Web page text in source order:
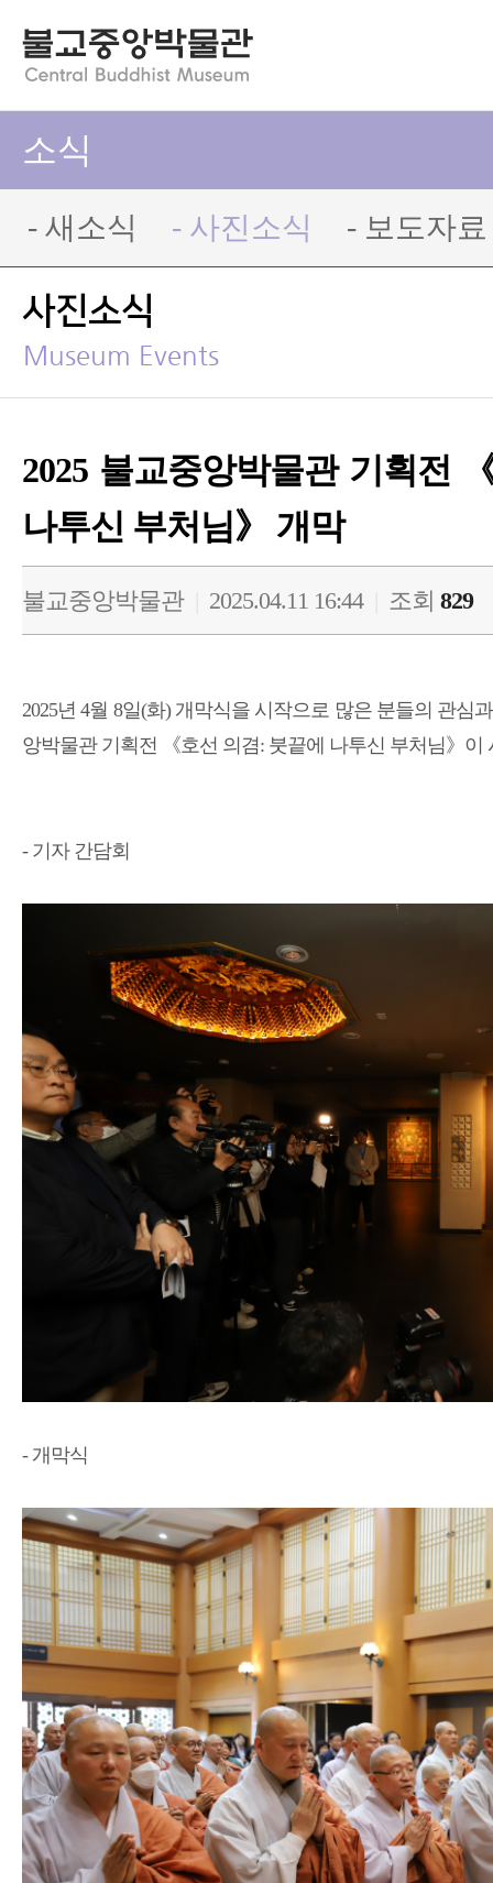
소식
- 새소식 - 사진소식 - 보도자료
사진소식
Museum Events
2025 불교중앙박물관 기획전
나투신 부처님》 개막
불교중앙박물관 2025.04.11 16:44 조회 829
2025년 4월 8일(화) 개막식을 시작으로 많은 분들의 관심
앙박물관 기획전 《호선 의겸: 붓끝에 나투신 부처님》이
- 기자 간담회
- 개막식